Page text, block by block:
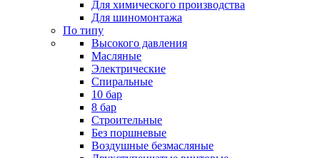
Для химического производства
Для шиномонтажа
По типу
Высокого давления
Масляные
Электрические
Спиральные
10 бар
8 бар
Cтроительные
Без поршневые
Воздушные безмасляные